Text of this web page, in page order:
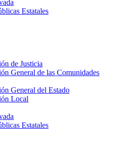
Estatales
de Justicia
General de las Comunidades
General del Estado
Local
Estatales